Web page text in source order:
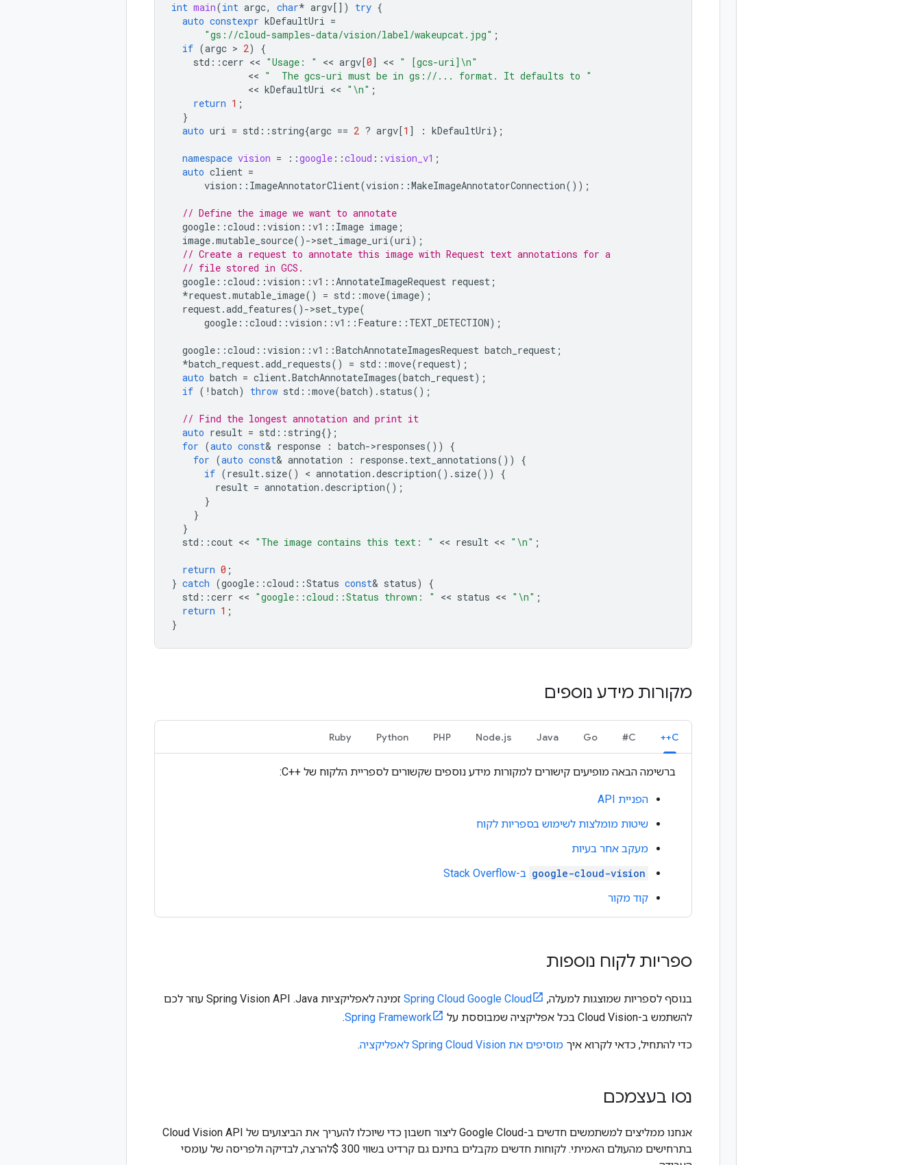
int main(int argc, char* argv[]) try {
auto constexpr kDefaultUri =
"gs://cloud-samples-data/vision/label/wakeupcat.jpg" ;
if (argc > 2)
{
std ::cerr << "Usage: " << argv[0] << " [gcs-uri] \n"
              <<
"  The gcs-uri must be in gs://... format. It defaults to "
              <<
kDefaultUri << " \n" ;
return 1 ;
}
auto uri = std :: string{argc == 2 ? argv[1 ] : kDefaultUri};
namespace vision = ::google ::cloud ::vision_v1 ;
auto client =
vision :: ImageAnnotatorClient(vision ::MakeImageAnnotatorConnection());
// Define the image we want to annotate
google ::cloud ::vision ::v1 :: Image image ;
image.mutable_source() ->set_image_uri(uri);
// Create a request to annotate this image with Request text annotations for a
// file stored in GCS.
google ::cloud ::vision ::v1 ::AnnotateImageRequest request ;
*request.mutable_image() = std ::move(image);
request.add_features() ->set_type(
google ::cloud ::vision ::v1 :: Feature :: TEXT_DETECTION);
google ::cloud ::vision ::v1 ::BatchAnnotateImagesRequest batch_request ;
*batch_request.add_requests() = std ::move(request);
auto batch = client.BatchAnnotateImages(batch_request);
if ( ! batch) throw std ::move(batch). status();
// Find the longest annotation and print it
auto result = std :: string{};
for (auto const& response : batch->responses())
{
for (auto const& annotation : response. text_annotations())
{
if (result. size() < annotation .description(). size())
{
result = annotation .description();
}
}
}
std ::cout << "The image contains this text: " << result << " \n" ;
return 0 ;
} catch (google ::cloud ::Status const& status)
{
std ::cerr << "google::cloud::Status thrown: " << status << " \n" ;
return 1 ;
}
מקורות מידע נוספים
C++
C#
Go
Java
Node.js
PHP
Python
Ruby
ברשימה הבאה מופיעים קישורים למקורות מידע נוספים שקשורים לספריית הלקוח של C++‎:
הפניית API
שיטות מומלצות לשימוש בספריות לקוח
מעקב אחר בעיות
google-cloud-vision ב-Stack Overflow
קוד מקור
ספריות לקוח נוספות
בנוסף לספריות שמוצגות למעלה, Spring Cloud Google Cloud
זמינה לאפליקציות Java. ‫Spring Vision API עוזר לכם
להשתמש ב-Cloud Vision בכל אפליקציה שמבוססת על
Spring Framework
.
כדי להתחיל, כדאי לקרוא איך מוסיפים את Spring Cloud Vision לאפליקציה .
נסו בעצמכם
אנחנו ממליצים למשתמשים חדשים ב-Google Cloud ליצור חשבון כדי שיוכלו להעריך את הביצועים של Cloud Vision API
בתרחישים מהעולם האמיתי. לקוחות חדשים מקבלים בחינם גם קרדיט בשווי 300 $להרצה, לבדיקה ולפריסה של עומסי